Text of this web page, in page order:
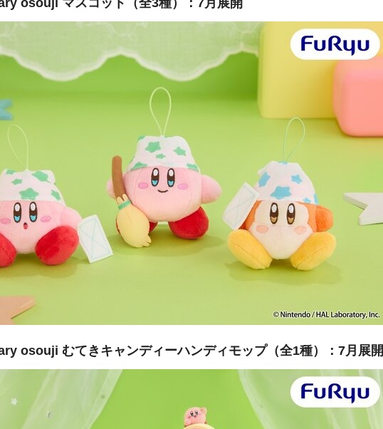
osouji マスコット（全3種）：7月展開
osouji むてきキャンディーハンディモップ（全1種）：7月展開